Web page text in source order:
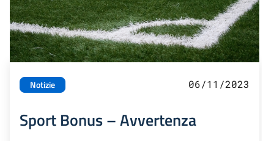
Notizie 06/11/2023
Sport Bonus – Avvertenza